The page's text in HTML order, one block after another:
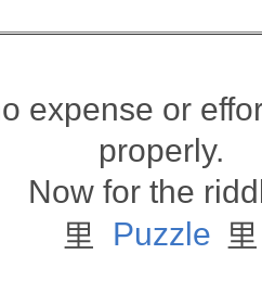
expense or
properly.
Now for the
里 Puzzle 里